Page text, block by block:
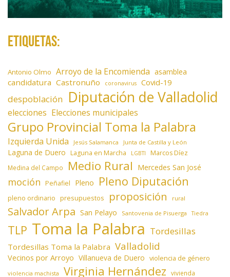
Etiquetas:
Antonio Olmo Arroyo de la Encomienda asamblea
candidatura Castronuño coronavirus Covid-19
despoblación Diputación de Valladolid
elecciones Elecciones municipales
Grupo Provincial Toma la Palabra
Izquierda Unida Jesús Salamanca Junta de Castilla y León
Laguna de Duero Laguna en Marcha LGBTI Marcos Díez
Medina del Campo Medio Rural Mercedes San José
moción Peñafiel Pleno Pleno Diputación
pleno ordinario presupuestos proposición rural
Salvador Arpa San Pelayo Santovenia de Pisuerga Tiedra
TLP Toma la Palabra Tordesillas
Tordesillas Toma la Palabra Valladolid
Vecinos por Arroyo Villanueva de Duero violencia de género
violencia machista Virginia Hernández vivienda